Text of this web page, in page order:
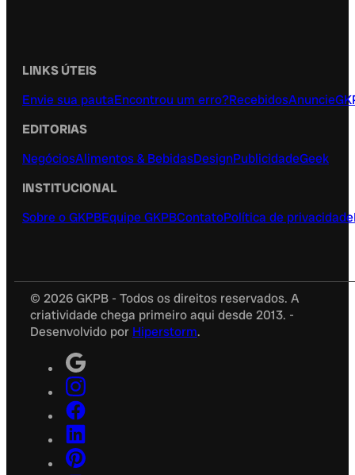
LINKS ÚTEIS
Envie sua pautaEncontrou um erro?RecebidosAnuncie
EDITORIAS
NegóciosAlimentos & BebidasDesignPublicidadeGeek
INSTITUCIONAL
Sobre o GKPBEquipe GKPBContatoPolítica de privacidade
© 2026 GKPB - Todos os direitos reservados. A
criatividade chega primeiro aqui desde 2013. -
Desenvolvido por Hiperstorm.